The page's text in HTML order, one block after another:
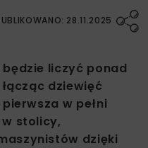
28.11.2025
liczyć ponad
dziewięć
w pełni
stolicy,
dzięki